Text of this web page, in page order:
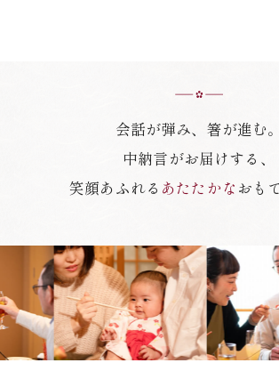
会話が弾み、箸が進む。
中納言がお届けする、
笑顔あふれる あたたかな おも